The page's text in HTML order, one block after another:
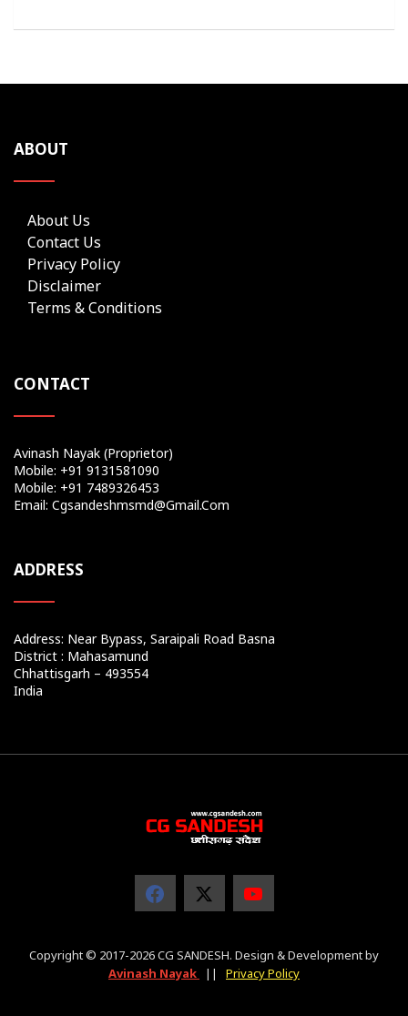
ABOUT
About Us
Contact Us
Privacy Policy
Disclaimer
Terms & Conditions
CONTACT
Avinash Nayak (Proprietor)
Mobile: +91 9131581090
Mobile: +91 7489326453
Email: Cgsandeshmsmd@gmail.com
ADDRESS
Address: Near Bypass, Saraipali Road Basna
District : Mahasamund
Chhattisgarh – 493554
India
Copyright © 2017-2026 CG SANDESH. Design & Development by
Avinash Nayak
|| Privacy Policy